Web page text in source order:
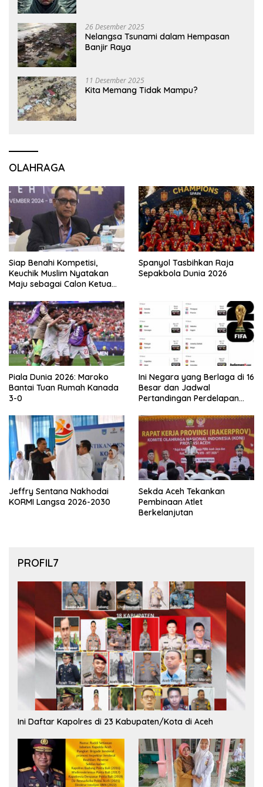
26 Desember 2025
Nelangsa Tsunami dalam Hempasan
Banjir Raya
11 Desember 2025
Kita Memang Tidak Mampu?
OLAHRAGA
Siap Benahi Kompetisi,
Keuchik Muslim Nyatakan
Maju sebagai Calon Ketua
Spanyol Tasbihkan Raja
Sepakbola Dunia 2026
Piala Dunia 2026: Maroko
Bantai Tuan Rumah Kanada
3-0
Ini Negara yang Berlaga di 16
Besar dan Jadwal
Pertandingan Perdelapan
Jeffry Sentana Nakhodai
KORMI Langsa 2026-2030
Sekda Aceh Tekankan
Pembinaan Atlet
Berkelanjutan
PROFIL7
Ini Daftar Kapolres di 23 Kabupaten/Kota di Aceh